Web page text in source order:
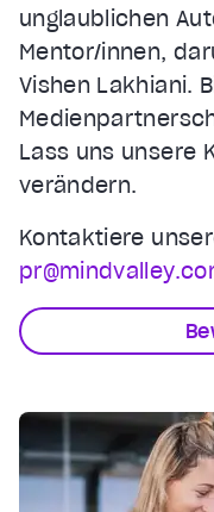
unglaublichen
Mentor/innen,
Vishen Lakhiani.
Lass uns unsere
verändern.
Kontaktiere